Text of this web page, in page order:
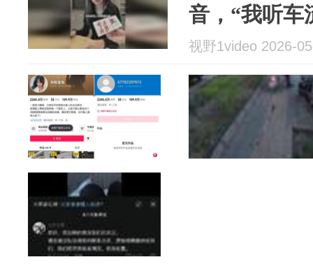
音，“我听车
视野1video 2026-